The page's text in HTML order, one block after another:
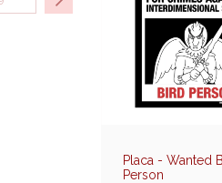
Placa - Wanted
Person